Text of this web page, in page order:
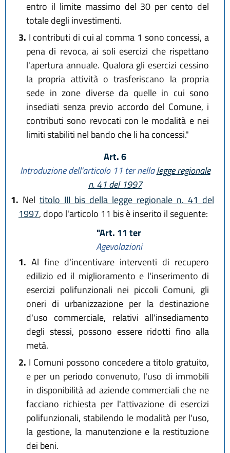
entro il limite massimo del 30 per cento del
totale degli investimenti.
3. I contributi di cui al comma 1 sono concessi, a
pena di revoca, ai soli esercizi che rispettano
l'apertura annuale. Qualora gli esercizi cessino
la propria attività o trasferiscano la propria
sede in zone diverse da quelle in cui sono
insediati senza previo accordo del Comune, i
contributi sono revocati con le modalità e nei
limiti stabiliti nel bando che li ha concessi."
Art. 6
Introduzione dell'articolo 11 ter nellalegge regionale
n. 41 del 1997
1. Nel titolo III bis della legge regionale n. 41 del
1997, dopo l'articolo 11 bis è inserito il seguente:
"Art. 11 ter
Agevolazioni
1. Al fine d'incentivare interventi di recupero
edilizio ed il miglioramento e l'inserimento di
esercizi polifunzionali nei piccoli Comuni, gli
oneri di urbanizzazione per la destinazione
d'uso commerciale, relativi all'insediamento
degli stessi, possono essere ridotti fino alla
metà.
2. I Comuni possono concedere a titolo gratuito,
e per un periodo convenuto, l'uso di immobili
in disponibilità ad aziende commerciali che ne
facciano richiesta per l'attivazione di esercizi
polifunzionali, stabilendo le modalità per l'uso,
la gestione, la manutenzione e la restituzione
dei beni.